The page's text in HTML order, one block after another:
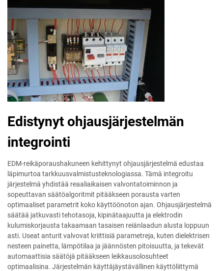
Edistynyt ohjausjärjestelmän
integrointi
EDM-reikäporaushakuneen kehittynyt ohjausjärjestelmä edustaa
läpimurtoa tarkkuusvalmistusteknologiassa. Tämä integroitu
järjestelmä yhdistää reaaliaikaisen valvontatoiminnon ja
sopeuttavan säätöalgoritmit pitääkseen porausta varten
optimaaliset parametrit koko käyttöönoton ajan. Ohjausjärjestelmä
säätää jatkuvasti tehotasoja, kipinätaajuutta ja elektrodin
kulumiskorjausta takaamaan tasaisen reiänlaadun alusta loppuun
asti. Useat anturit valvovat kriittisiä parametreja, kuten dielektrisen
nesteen painetta, lämpötilaa ja jäännösten pitoisuutta, ja tekevät
automaattisia säätöjä pitääkseen leikkausolosuhteet
optimaalisina. Järjestelmän käyttäjäystävällinen käyttöliittymä